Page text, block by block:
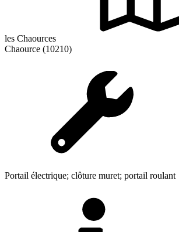
les Chaources
Chaource (10210)
Portail électrique; clôture muret; portail roulant